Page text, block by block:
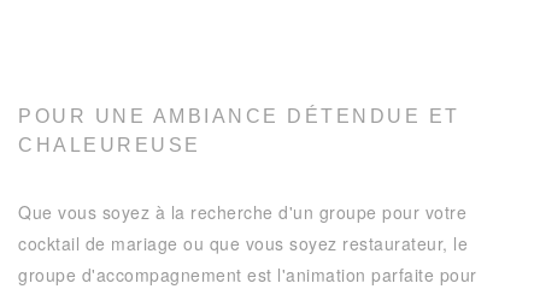
POUR UNE AMBIANCE DÉTENDUE ET
CHALEUREUSE
Que vous soyez à la recherche d'un groupe pour votre
cocktail de mariage ou que vous soyez restaurateur, le
groupe d'accompagnement est l'animation parfaite pour